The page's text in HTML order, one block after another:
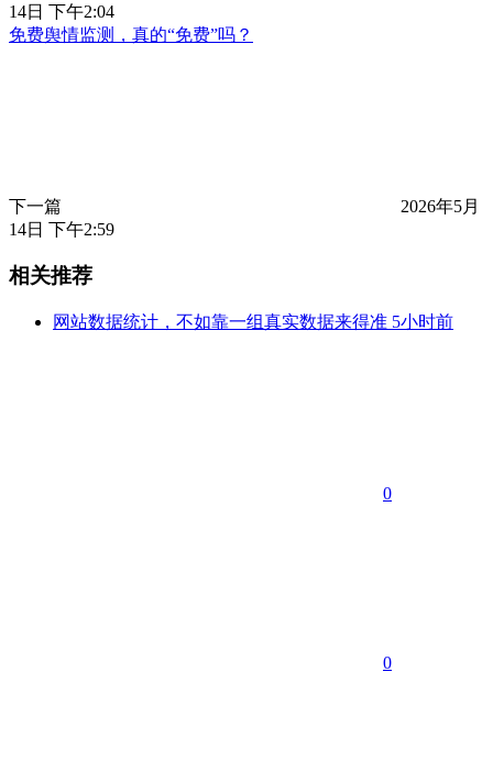
14日 下午2:04
免费舆情监测，真的“免费”吗？
下一篇
2026年5月
14日 下午2:59
相关推荐
网站数据统计，不如靠一组真实数据来得准 5小时前
0
0